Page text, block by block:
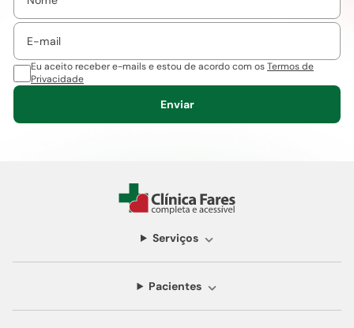
Eu aceito receber e-mails e estou de acordo com osTermos de
Privacidade
Enviar
Serviços
Pacientes